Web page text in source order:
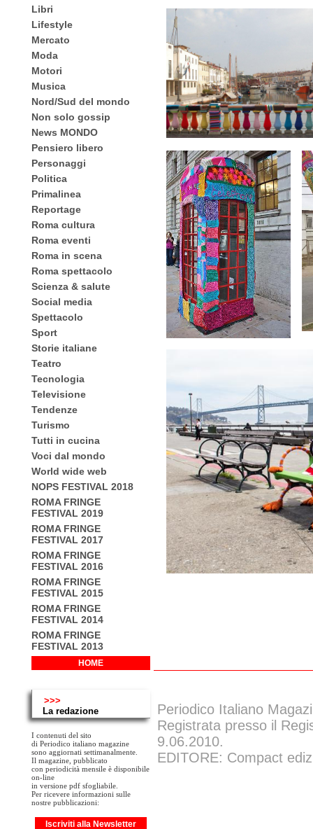
Libri
Lifestyle
Mercato
Moda
Motori
Musica
Nord/Sud del mondo
Non solo gossip
News MONDO
Pensiero libero
Personaggi
Politica
Primalinea
Reportage
Roma cultura
Roma eventi
Roma in scena
Roma spettacolo
Scienza & salute
Social media
Spettacolo
Sport
Storie italiane
Teatro
Tecnologia
Televisione
Tendenze
Turismo
Tutti in cucina
Voci dal mondo
World wide web
NOPS FESTIVAL 2018
ROMA FRINGE
FESTIVAL 2019
ROMA FRINGE
FESTIVAL 2017
ROMA FRINGE
FESTIVAL 2016
ROMA FRINGE
FESTIVAL 2015
ROMA FRINGE
FESTIVAL 2014
ROMA FRINGE
FESTIVAL 2013
HOME
>>>
La redazione
I contenuti del sito
di Periodico italiano magazine
sono aggiornati settimanalmente.
Il magazine, pubblicato
con periodicità mensile è disponibile
on-line
in versione pdf sfogliabile.
Per ricevere informazioni sulle
nostre pubblicazioni:
Iscriviti alla Newsletter
Periodico Italiano
Registrata presso il
9.06.2010.
EDITORE: Compact